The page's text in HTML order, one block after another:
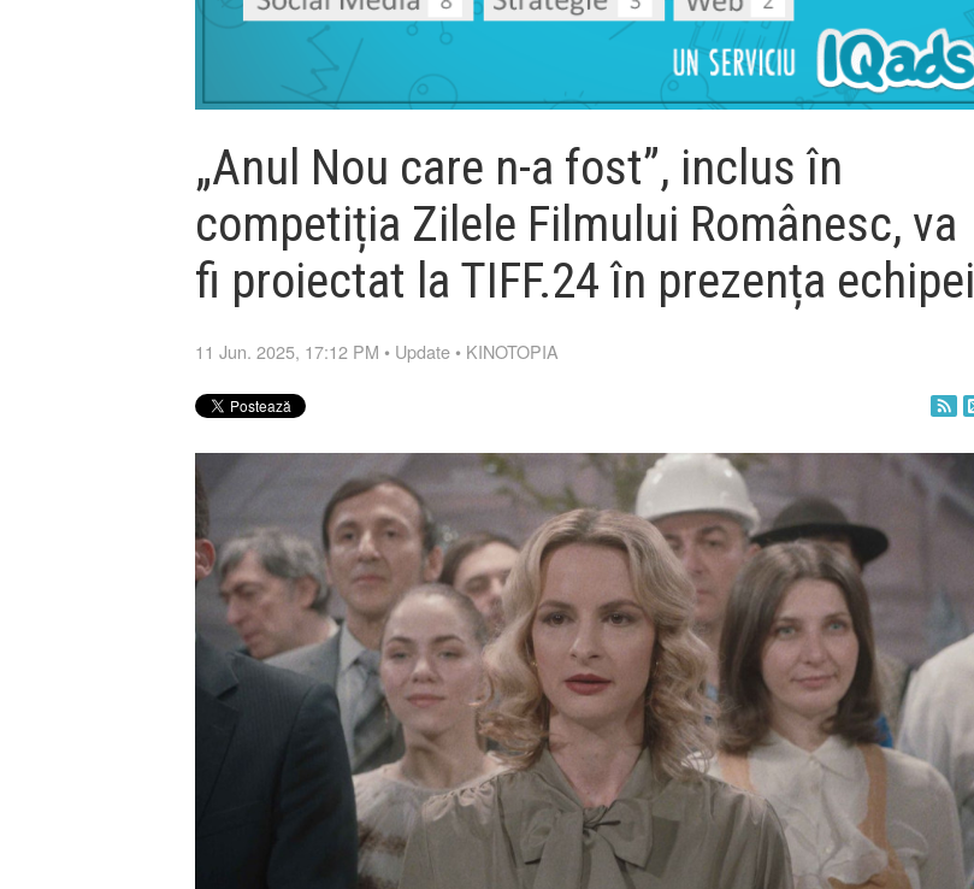
„Anul Nou care n-a fost”, inclus în
competiția Zilele Filmului Românesc, va
fi proiectat la TIFF.24 în prezența echipei
11 Jun. 2025, 17:12 PM • Update • KINOTOPIA